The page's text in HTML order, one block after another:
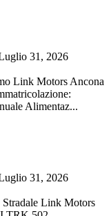
31, 2026
Link Motors Ancona
Alimentaz...
31, 2026
Link Motors